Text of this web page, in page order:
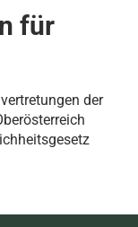
für
der